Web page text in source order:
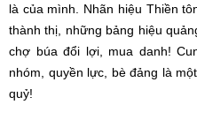
là của mình. Nhãn hiệu Thiền
thành thị, những bảng hiệu
chợ búa đổi lợi, mua danh!
nhóm, quyền lực , bè đảng là
quỷ!